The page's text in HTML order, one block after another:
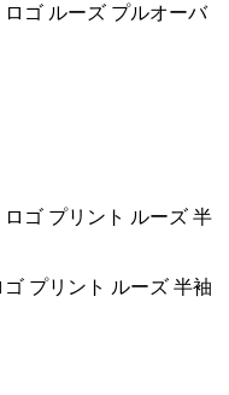
ゴ ルーズ プルオーバ
プリント ルーズ 半袖